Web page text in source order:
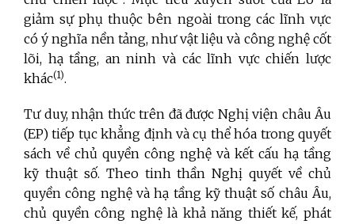
giảm sự phụ thuộc bên ngoài trong các lĩnh vực
có ý nghĩa nền tảng, như vật liệu và công nghệ cốt
lõi, hạ tầng, an ninh và các lĩnh vực chiến lược
khác(1).
Tư duy, nhận thức trên đã được Nghị viện châu Âu
(EP) tiếp tục khẳng định và cụ thể hóa trong quyết
sách về chủ quyền công nghệ và kết cấu hạ tầng
kỹ thuật số. Theo tinh thần Nghị quyết về chủ
quyền công nghệ và hạ tầng kỹ thuật số châu Âu,
chủ quyền công nghệ là khả năng thiết kế, phát